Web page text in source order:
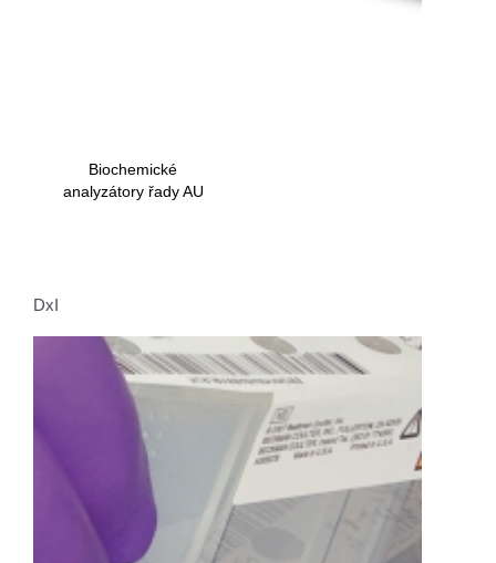
Biochemické
analyzátory řady AU
Zjistit více
DxI